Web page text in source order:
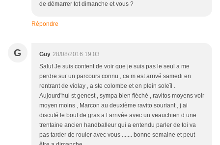
de démarrer tot dimanche et vous ?
Répondre
G Guy 28/08/2016 19:03
Salut Je suis content de voir que je suis pas le seul a me
perdre sur un parcours connu , ca m est arrivé samedi en
rentrant de violay , a ste colombe et en plein soleîl .
Aujourd'hui st genest , sympa bien fléché , ravitos moyens voir
moyen moins , Marcon au deuxième ravito souriant , j ai
discuté le bout de gras a l arrivée avec un veauchien d une
trentaine ancien handballeur qui a entendu parler de toi va
pas tarder de rouler avec vous ....... bonne semaine et peut